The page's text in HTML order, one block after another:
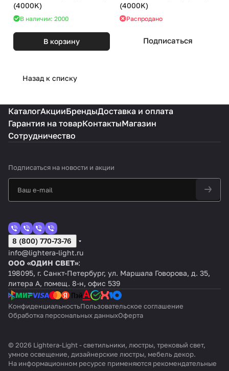
(4000K)
В наличии: 2000
В корзину
(4000K)
Распродано
Подписаться
Назад к списку
КаталогАкцииБрендыДоставка и оплата
Гарантия на товарКонтактыМагазин
Сотрудничество
Подписаться на новости и акции
8 (800) 770-73-76
info@lightera-light.ru
ООО «ОДИН СВЕТ»:
198095, г. Санкт-Петербург, ул. Маршала Говорова, д. 35,
литера А, помещ. 8-н, офис 539
КонфиденциальностьПользовательское соглашение
Обработка персональных данныхОферта
© 2026 Lightera-Light - светильники, люстры, трековый свет,
умное освещение, дизайнерские люстры, мебель декор.
На информационном ресурсе применяются рекомендательные